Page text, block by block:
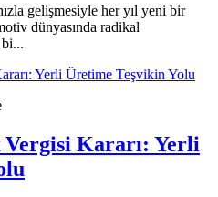
gelişmesiyle her yıl yeni bir
dünyasında radikal
Vergisi Kararı: Yerli